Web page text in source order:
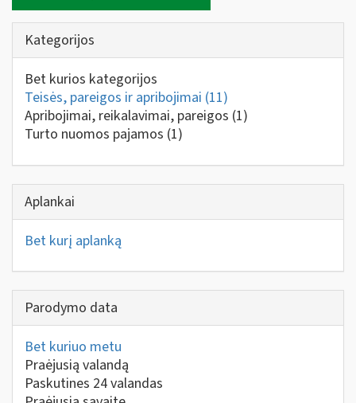
Kategorijos
Bet kurios kategorijos
Teisės, pareigos ir apribojimai (11)
Apribojimai, reikalavimai, pareigos (1)
Turto nuomos pajamos (1)
Aplankai
Bet kurį aplanką
Parodymo data
Bet kuriuo metu
Praėjusią valandą
Paskutines 24 valandas